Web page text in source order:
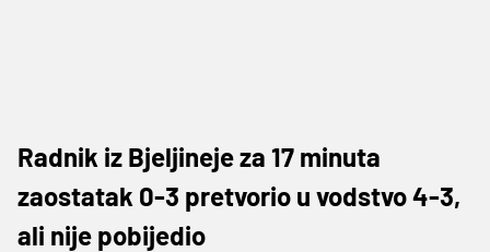
Radnik iz Bjeljineje za 17 minuta
zaostatak 0-3 pretvorio u vodstvo 4-3,
ali nije pobijedio